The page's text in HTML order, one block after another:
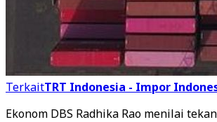
TerkaitTRT Indonesia - Impor
Ekonom DBS Radhika Rao menilai